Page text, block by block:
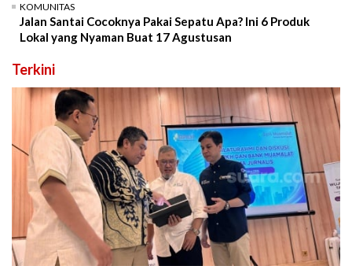
KOMUNITAS
Jalan Santai Cocoknya Pakai Sepatu Apa? Ini 6 Produk
Lokal yang Nyaman Buat 17 Agustusan
Terkini